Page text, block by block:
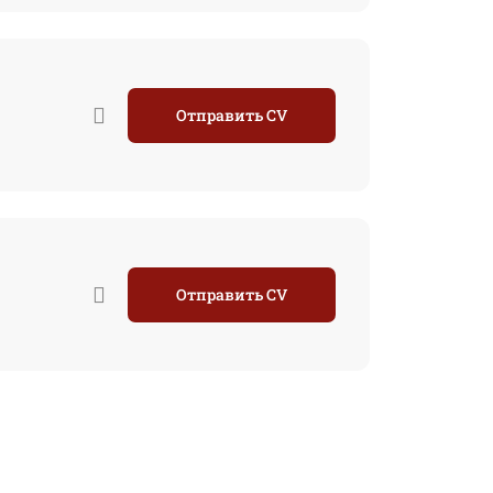
Отправить CV
Отправить CV